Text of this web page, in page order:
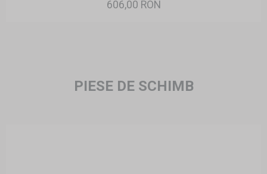
606,00 RON
PIESE DE SCHIMB